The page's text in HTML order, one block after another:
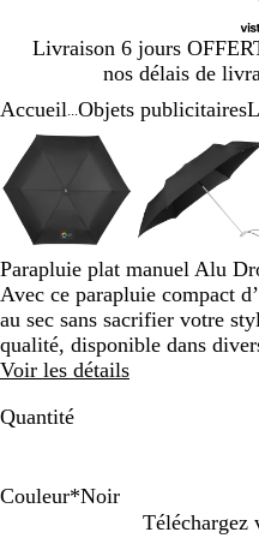
Livraison 6 jours
nos délais de
Diapositive
1
Accueil Objets publicitaires
Image
zoomable
Zoom
minimum
Cliquez
pour
développer
Utilisez
les
touches
plus
et
moins
pour
zoomer
et
les
touches
fléchées
défiler
au
pour
les
touches
plus
moins
pour
zoomer
Diapositive
sur
Parapluie plat manuel Alu
Avec ce parapluie compact
au sec sans sacrifier votre
qualité, disponible dans
Voir les détails
Quantité
Couleur*Noir
Téléchargez